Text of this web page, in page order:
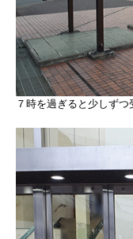
７時を過ぎると少しずつ